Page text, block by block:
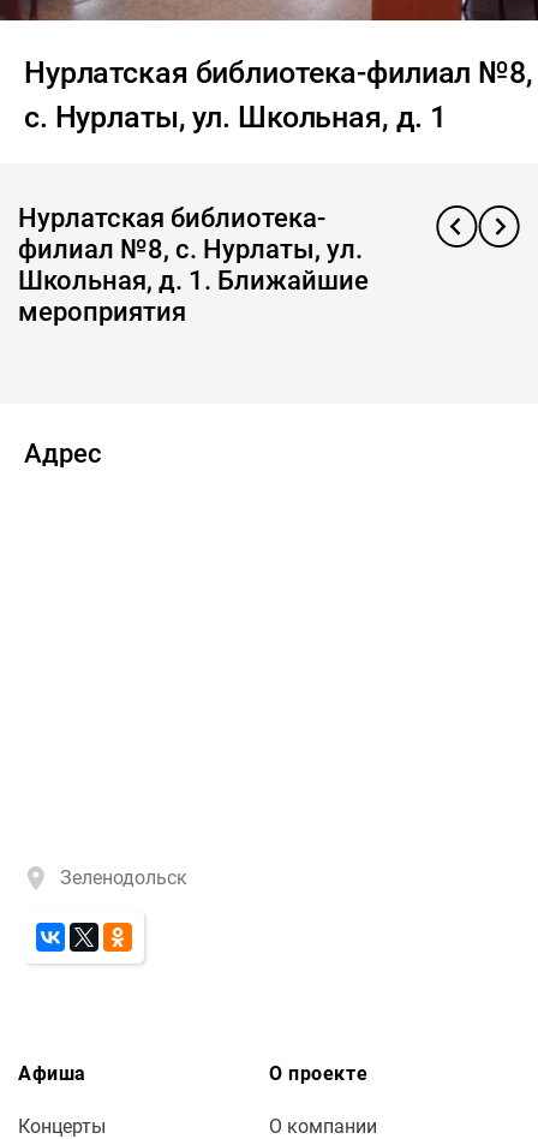
Нурлатская библиотека-филиал №8,
с. Нурлаты, ул. Школьная, д. 1
Нурлатская библиотека-
филиал №8, с. Нурлаты, ул.
Школьная, д. 1. Ближайшие
мероприятия
Адрес
Зеленодольск
Афиша
Концерты
О проекте
О компании